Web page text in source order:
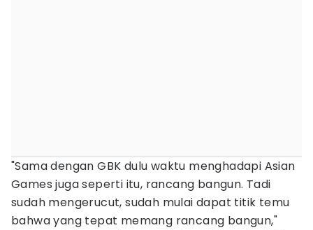
"Sama dengan GBK dulu waktu menghadapi Asian
Games juga seperti itu, rancang bangun. Tadi
sudah mengerucut, sudah mulai dapat titik temu
bahwa yang tepat memang rancang bangun,"